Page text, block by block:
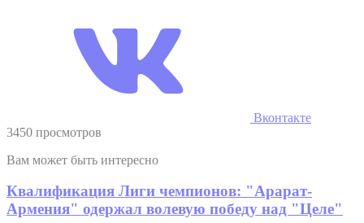
Вконтакте
3450 просмотров
Вам может быть интересно
Квалификация Лиги чемпионов: "Арарат-
Армения" одержал волевую победу над "Целе"